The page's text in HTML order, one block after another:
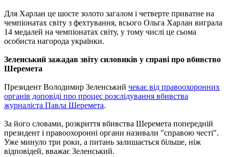
Для Харлан це шосте золото загалом і четверте приватне на
чемпіонатах світу з фехтування, всього Ольга Харлан виграла
14 медалей на чемпіонатах світу, у тому числі це сьома
особиста нагорода українки.
Зеленський зажадав звіту силовиків у справі про вбивство
Шеремета
Президент Володимир Зеленський чекає від правоохоронних
органів доповіді про процес розслідування вбивства
журналіста Павла Шеремета.
За його словами, розкриття вбивства Шеремета попередній
президент і правоохоронні органи називали "справою честі".
Уже минуло три роки, а питань залишається більше, ніж
відповідей, вважає Зеленський.